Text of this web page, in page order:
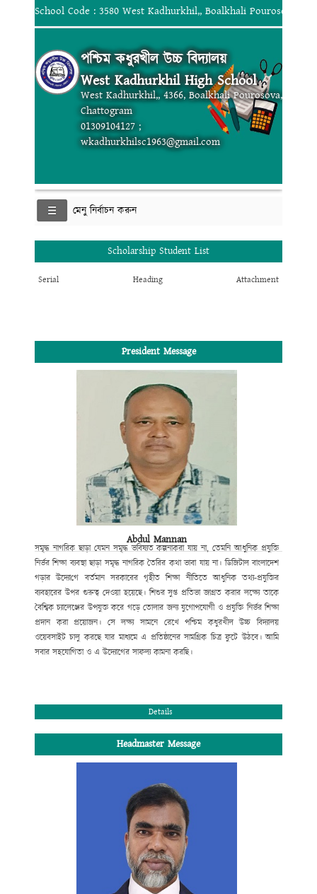
School Code : 3580 West Kadhurkhil,, Boalkhali Pourosova,
পশ্চিম কধুরখীল উচ্চ বিদ্যালয়
West Kadhurkhil High School
West Kadhurkhil,, 4366, Boalkhali Pourosova,
Chattogram
01309104127 ;
wkadhurkhilsc1963@gmail.com
মেনু নির্বাচন করুন
Scholarship Student List
Serial Heading Attachment
President Message
Abdul Mannan
সমৃদ্ধ নাগরিক ছাড়া যেমন সমৃদ্ধ ভবিষ্যত কল্পনাকরা যায় না, তেমনি আধুনিক প্রযুক্তি
নির্ভর শিক্ষা ব্যবস্থা ছাড়া সমৃদ্ধ নাগরিক তৈরির কথা ভাবা যায় না। ডিজিটাল বাংলাদেশ
গড়ার উদ্যোগেবর্তমান সরকারের গৃহীত শিক্ষা নীতিতে আধুনিক তথ্য-প্রযুক্তির
ব্যবহারের উপর গুরুত্বদেওয়া হয়েছে। শিশুর সুপ্ত প্রতিভা জাগ্রত করার লক্ষ্যে তাকে
বৈশ্বিক চ্যালেঞ্জের উপযুক্ত করে গড়ে তোলার জন্য যুগোপযোগী ও প্রযুক্তি নির্ভর শিক্ষা
প্রদান করা প্রয়োজন। সে লক্ষ্য সামনে রেখে পশ্চিম কধুরখীল উচ্চ বিদ্যালয়
ওয়েবসাইট চালু করছে যার মাধ্যমে এ প্রতিষ্ঠানের সামগ্রিক চিত্র ফুটে উঠবে। আমি
সবার সহযোগিতা ও এ উদ্যোগের সাফল্য কামনা করছি।
পশ্চিম কধুরখীল উচ্চ বিদ্যালয় পরিচালনা পর্ষদ।
Details
Headmaster Message